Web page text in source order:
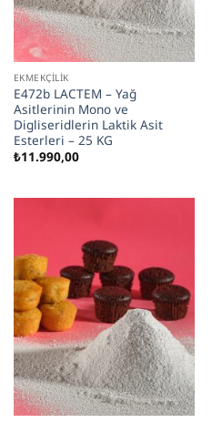
EKMEKÇILIK
E472b LACTEM – Yağ
Asitlerinin Mono ve
Digliseridlerin Laktik Asit
Esterleri – 25 KG
₺11.990,00